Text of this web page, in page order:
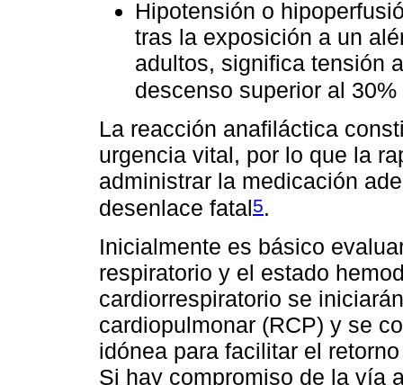
Hipotensión o
tras la exposición a un
adultos, significa tensión
descenso superior al
La reacción anafiláctica
urgencia vital, por lo que la
administrar la medicación
desenlace fatal5.
Inicialmente es básico
respiratorio y el estado
cardiorrespiratorio se
cardiopulmonar (RCP) y se
idónea para facilitar el
Si hay compromiso de la vía